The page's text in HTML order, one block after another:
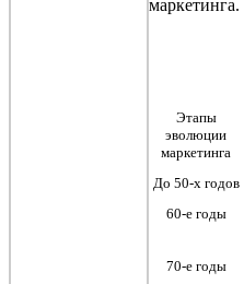
маркетинга.
Этапы
эволюции
маркетинга
До 50-х годов
60-е годы
70-е годы